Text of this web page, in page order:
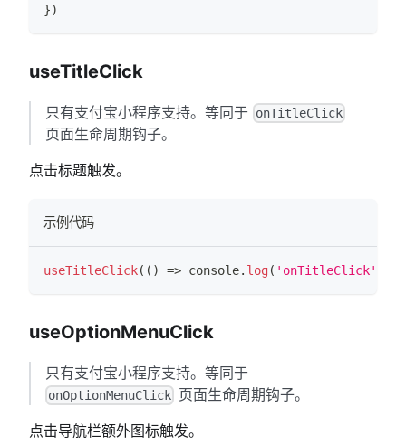
})
useTitleClick
只有支付宝小程序支持。等同于 onTitleClick
页面生命周期钩子。
点击标题触发。
示例代码
useTitleClick( ( ) => console. log( 'onTitleClick'
useOptionMenuClick
只有支付宝小程序支持。等同于
onOptionMenuClick 页面生命周期钩子。
点击导航栏额外图标触发。